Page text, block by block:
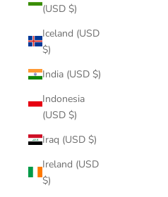
(USD $)
Iceland (USD
$)
India (USD $)
Indonesia
(USD $)
Iraq (USD $)
Ireland (USD
$)